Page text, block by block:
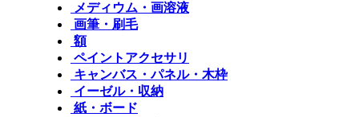
メディウム・画溶液
画筆・刷毛
額
ペイントアクセサリ
キャンバス・パネル・木枠
イーゼル・収納
紙・ボード